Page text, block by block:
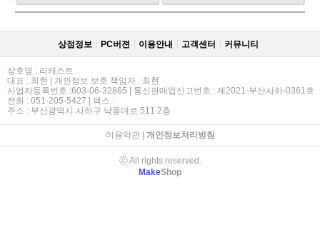
상점정보 PC버젼 이용안내 고객센터 커뮤니티
상호명 : 리캐스트
대표 : 최현 | 개인정보 보호 책임자 : 최현
사업자등록번호 :603-06-32865 | 통신판매업신고번호 : 제2021-부산사하-0361호
전화 : 051-205-5427 | 팩스 :
주소 : 부산광역시 사하구 낙동대로 511 2층
이용약관| 개인정보처리방침
ⓒ All rights reserved.
MakeShop